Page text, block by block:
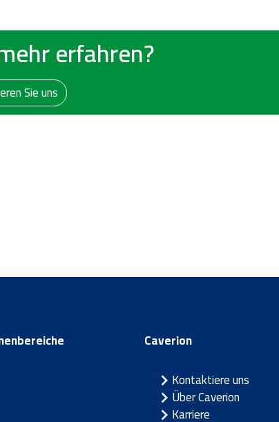
erfahren?
Sie uns
Caverion
Kontaktiere uns
Über Caverion
Karriere